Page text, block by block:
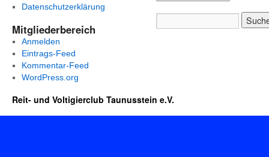
Datenschutzerklärung
Mitgliederbereich
Anmelden
Eintrags-Feed
Kommentar-Feed
WordPress.org
Reit- und Voltigierclub Taunusstein e.V.